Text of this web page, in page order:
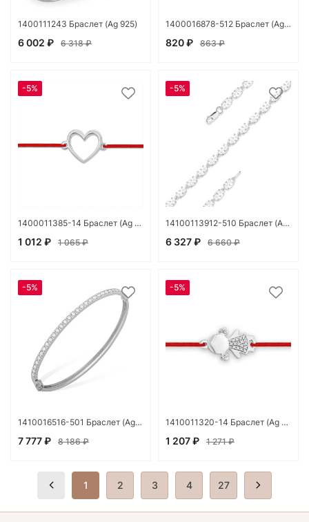
1400111243 Браслет (Ag 925)
6 002 ₽ 6 318 ₽
1400016878-512 Браслет (Ag 925)
820 ₽ 863 ₽
-5%
1400011385-14 Браслет (Ag 925)
1 012 ₽ 1 065 ₽
-5%
14100113912-510 Браслет (Ag 925)
6 327 ₽ 6 660 ₽
-5%
1410016516-501 Браслет (Ag 925)
7 777 ₽ 8 186 ₽
-5%
1410011320-14 Браслет (Ag 925)
1 207 ₽ 1 271 ₽
1 2 3 4 27